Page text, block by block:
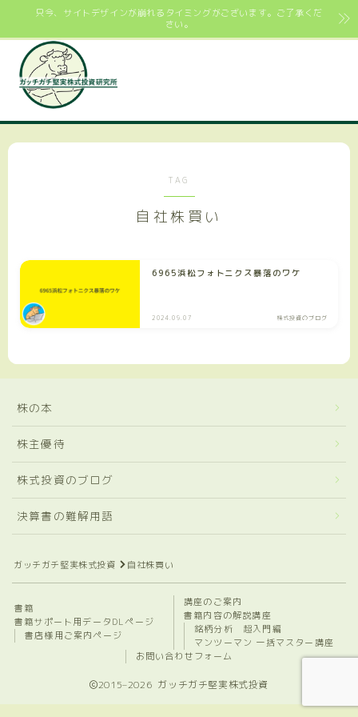
只今、サイトデザインが崩れるタイミングがございます。ご了承くだ
さい。
TAG
自社株買い
6965浜松フォトニクス暴落のワケ
2024.09.07 株式投資のブログ
株の本
株主優待
株式投資のブログ
決算書の難解用語
ガッチガチ堅実株式投資 自社株買い
書籍
書籍サポート用データDLページ
書店様用ご案内ページ
講座のご案内
書籍内容の解説講座
銘柄分析 超入門編
マンツーマン 一括マスター講座
お問い合わせフォーム
2015–2026 ガッチガチ堅実株式投資